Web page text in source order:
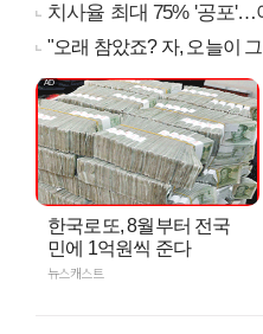
치사율 최대 75% '공포'…
"오래 참았죠? 자, 오늘이
한국로또, 8월부터 전국
민에 1억원씩 준다
뉴스캐스트